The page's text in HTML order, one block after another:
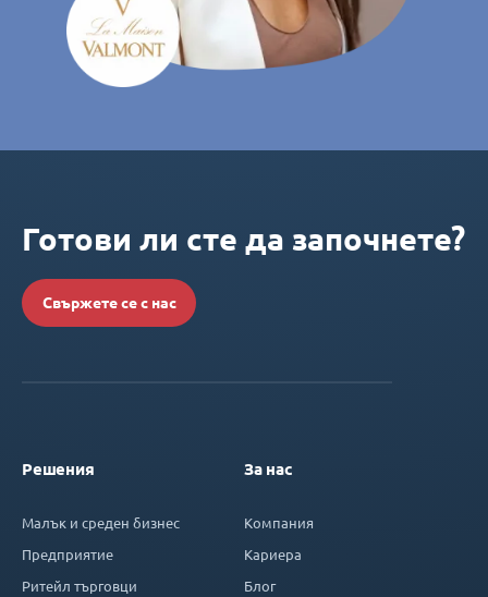
Готови ли сте да започнете?
Свържете се с нас
Решения
Малък и среден бизнес
Предприятие
Ритейл търговци
За нас
Компания
Кариера
Блог